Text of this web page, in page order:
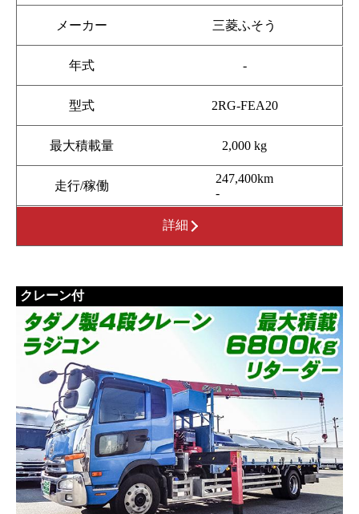
メーカー 三菱ふそう
年式 -
型式 2RG-FEA20
最大積載量 2,000 kg
走行/稼働
247,400km
-
詳細
クレーン付